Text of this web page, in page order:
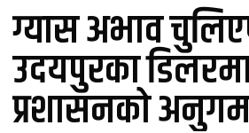
ग्यास अभाव
उदयपुरका
प्रशासनको